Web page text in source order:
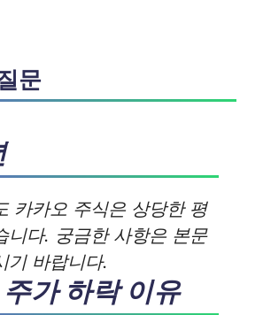
문
카카오 주식은 상당한 평
니다. 궁금한 사항은 본문
기 바랍니다.
가 하락 이유